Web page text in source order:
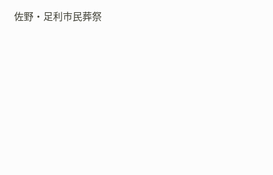
佐野・足利市民葬祭